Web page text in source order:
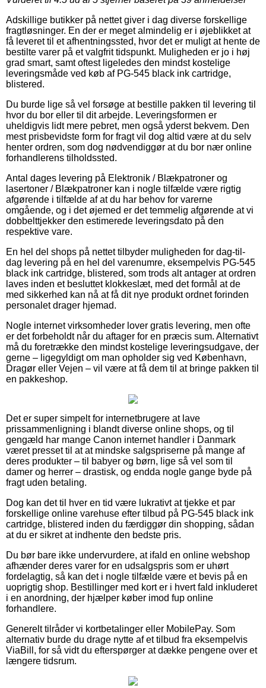
Adskillige butikker på nettet giver i dag diverse forskellige
fragtløsninger. En der er meget almindelig er i øjeblikket at
få leveret til et afhentningssted, hvor det er muligt at hente de
bestilte varer på et valgfrit tidspunkt. Muligheden er jo i høj
grad smart, samt oftest ligeledes den mindst kostelige
leveringsmåde ved køb af PG-545 black ink cartridge,
blistered.
Du burde lige så vel forsøge at bestille pakken til levering til
hvor du bor eller til dit arbejde. Leveringsformen er
uheldigvis lidt mere pebret, men også yderst bekvem. Den
mest prisbevidste form for fragt vil dog altid være at du selv
henter ordren, som dog nødvendiggør at du bor nær online
forhandlerens tilholdssted.
Antal dages levering på Elektronik / Blækpatroner og
lasertoner / Blækpatroner kan i nogle tilfælde være rigtig
afgørende i tilfælde af at du har behov for varerne
omgående, og i det øjemed er det temmelig afgørende at vi
dobbelttjekker den estimerede leveringsdato på den
respektive vare.
En hel del shops på nettet tilbyder muligheden for dag-til-
dag levering på en hel del varenumre, eksempelvis PG-545
black ink cartridge, blistered, som trods alt antager at ordren
laves inden et besluttet klokkeslæt, med det formål at de
med sikkerhed kan nå at få dit nye produkt ordnet forinden
personalet drager hjemad.
Nogle internet virksomheder lover gratis levering, men ofte
er det forbeholdt når du aftager for en præcis sum. Alternativt
må du foretrække den mindst kostelige leveringsudgave, der
gerne – ligegyldigt om man opholder sig ved København,
Dragør eller Vejen – vil være at få dem til at bringe pakken til
en pakkeshop.
Det er super simpelt for internetbrugere at lave
prissammenligning i blandt diverse online shops, og til
gengæld har mange Canon internet handler i Danmark
været presset til at at mindske salgspriserne på mange af
deres produkter – til babyer og børn, lige så vel som til
damer og herrer – drastisk, og endda nogle gange byde på
fragt uden betaling.
Dog kan det til hver en tid være lukrativt at tjekke et par
forskellige online varehuse efter tilbud på PG-545 black ink
cartridge, blistered inden du færdiggør din shopping, sådan
at du er sikret at indhente den bedste pris.
Du bør bare ikke undervurdere, at ifald en online webshop
afhænder deres varer for en udsalgspris som er uhørt
fordelagtig, så kan det i nogle tilfælde være et bevis på en
uoprigtig shop. Bestillinger med kort er i hvert fald inkluderet
i en anordning, der hjælper køber imod fup online
forhandlere.
Generelt tilråder vi kortbetalinger eller MobilePay. Som
alternativ burde du drage nytte af et tilbud fra eksempelvis
ViaBill, for så vidt du efterspørger at dække pengene over et
længere tidsrum.